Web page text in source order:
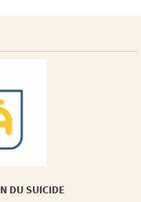
DU SUICIDE